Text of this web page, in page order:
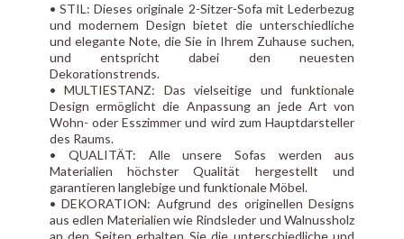
• STIL: Dieses originale 2-Sitzer-Sofa mit Lederbezug
und modernem Design bietet die unterschiedliche
und elegante Note, die Sie in Ihrem Zuhause suchen,
und entspricht dabei den neuesten
Dekorationstrends.
• MULTIESTANZ: Das vielseitige und funktionale
Design ermöglicht die Anpassung an jede Art von
Wohn- oder Esszimmer und wird zum Hauptdarsteller
des Raums.
• QUALITÄT: Alle unsere Sofas werden aus
Materialien höchster Qualität hergestellt und
garantieren langlebige und funktionale Möbel.
• DEKORATION: Aufgrund des originellen Designs
aus edlen Materialien wie Rindsleder und Walnussholz